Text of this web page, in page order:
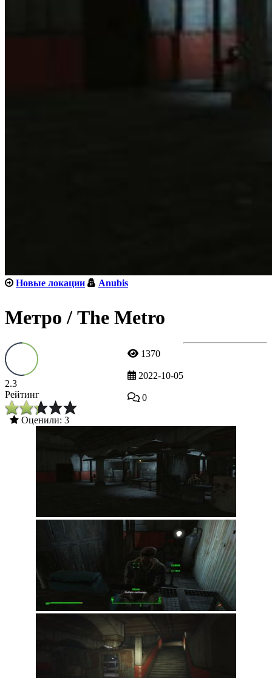
Новые локации Anubis
Метро / The Metro
2.3
Рейтинг
Оценили: 3
1370
2022-10-05
0